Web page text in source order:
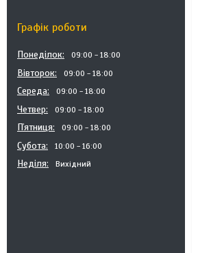
Графік роботи
Понеділок 09:00 18:00
Вівторок 09:00 18:00
Середа 09:00 18:00
Четвер 09:00 18:00
Пʼятниця 09:00 18:00
Субота 10:00 16:00
Неділя Вихідний